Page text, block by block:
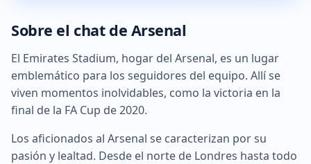
Sobre el chat de Arsenal
El Emirates Stadium, hogar del Arsenal, es un lugar
emblemático para los seguidores del equipo. Allí se
viven momentos inolvidables, como la victoria en la
final de la FA Cup de 2020.
Los aficionados al Arsenal se caracterizan por su
pasión y lealtad. Desde el norte de Londres hasta todo